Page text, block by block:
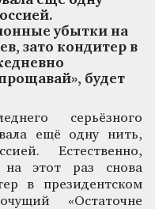
убытки на
зато кондитер в
будет
серьёзного
ещё одну нить,
Естественно,
на этот раз снова
в президентском
«Остаточне